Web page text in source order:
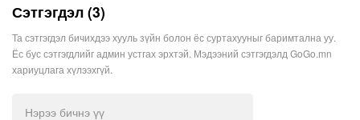
Сэтгэгдэл (3)
Та сэтгэгдэл бичихдээ хууль зүйн болон ёс суртахууныг баримтална уу.
Ёс бус сэтгэгдлийг админ устгах эрхтэй. Мэдээний сэтгэгдэлд GoGo.mn
хариуцлага хүлээхгүй.